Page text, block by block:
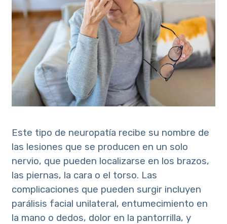
Este tipo de neuropatía recibe su nombre de
las lesiones que se producen en un solo
nervio, que pueden localizarse en los brazos,
las piernas, la cara o el torso. Las
complicaciones que pueden surgir incluyen
parálisis facial unilateral, entumecimiento en
la mano o dedos, dolor en la pantorrilla, y